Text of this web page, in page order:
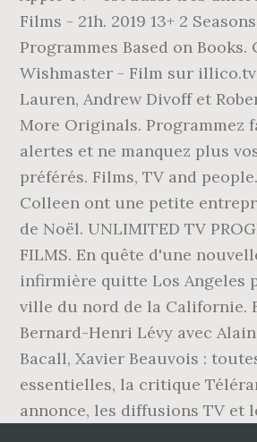
Films - 21h. 2019 13+ 2
Programmes Based on Books.
Wishmaster - Film sur illico.tv
Lauren, Andrew Divoff et
More Originals. Programmez
alertes et ne manquez plus
préférés. Films, TV and
Colleen ont une petite
de Noël. UNLIMITED TV
FILMS. En quête d'une
infirmière quitte Los Angeles
ville du nord de la Californie.
Bernard-Henri Lévy avec
Bacall, Xavier Beauvois :
essentielles, la critique
annonce, les diffusions TV et